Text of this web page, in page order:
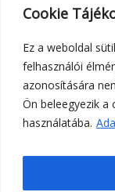
Cookie
Ez a weboldal
felhasználói
azonosítására
Ön beleegyezik a
használatába.
©